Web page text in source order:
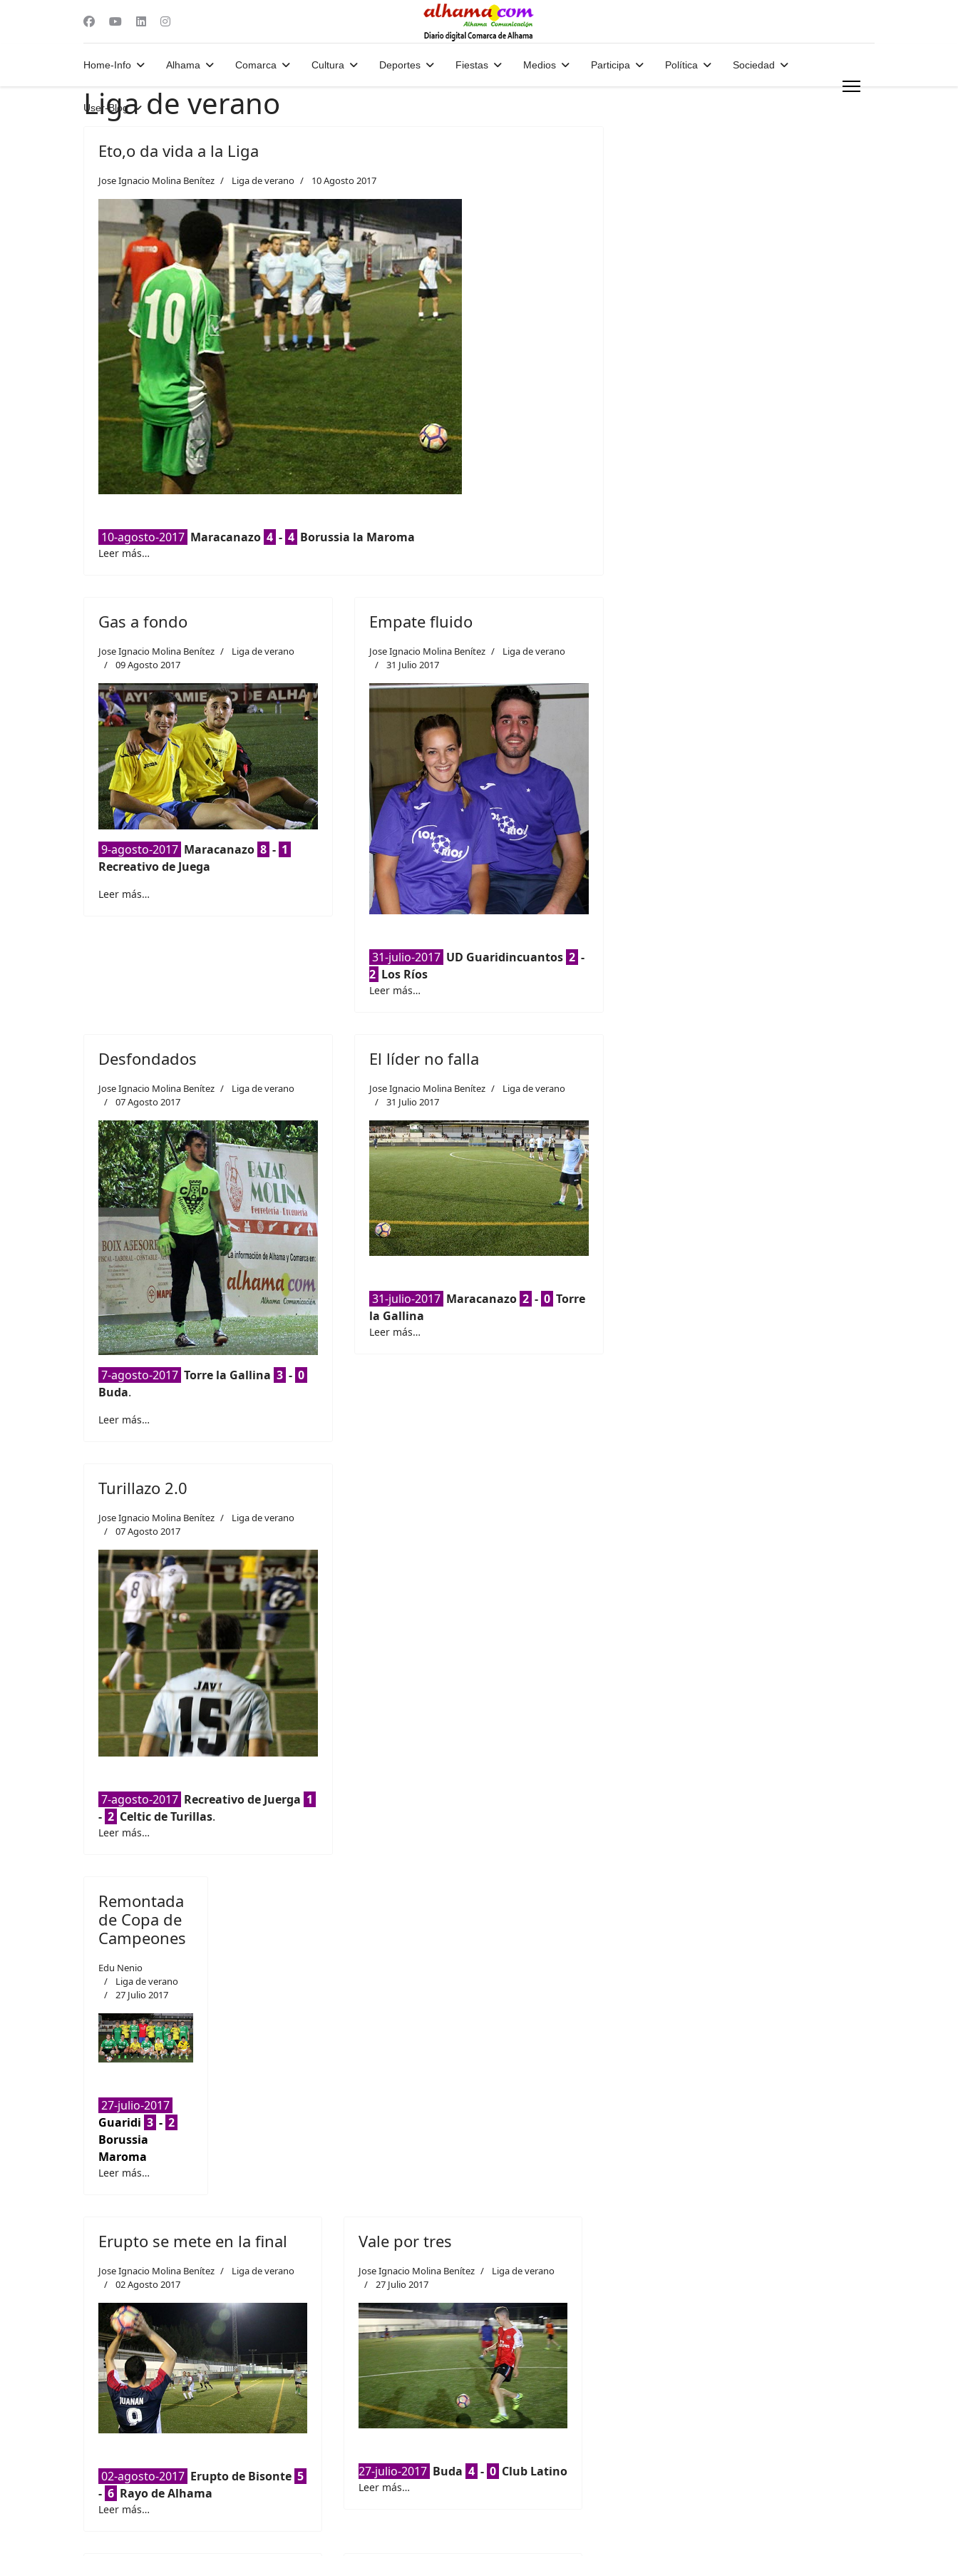
Home-Info Alhama Comarca Cultura Deportes Fiestas Medios Participa Política Sociedad
User-Blog
Liga de verano
Eto,o da vida a la Liga
Jose Ignacio Molina Benítez Liga de verano 10 Agosto 2017
10-agosto-2017 Maracanazo 4 - 4 Borussia la Maroma
Leer más…
Gas a fondo
Jose Ignacio Molina Benítez
Liga de verano
09 Agosto 2017
9-agosto-2017 Maracanazo 8 - 1
Recreativo de Juega
Leer más…
Empate fluido
Jose Ignacio Molina Benítez
Liga de verano
31 Julio 2017
31-julio-2017 UD Guaridincuantos 2 -
2 Los Ríos
Leer más…
Desfondados
Jose Ignacio Molina Benítez
Liga de verano
07 Agosto 2017
7-agosto-2017 Torre la Gallina 3 - 0
Buda.
Leer más…
El líder no falla
Jose Ignacio Molina Benítez
Liga de verano
31 Julio 2017
31-julio-2017 Maracanazo 2 - 0 Torre
la Gallina
Leer más…
Turillazo 2.0
Jose Ignacio Molina Benítez
Liga de verano
07 Agosto 2017
7-agosto-2017 Recreativo de Juerga 1
- 2 Celtic de Turillas.
Leer más…
Remontada
de Copa de
Campeones
Edu Nenio
Liga de verano
27 Julio 2017
27-julio-2017
Guaridi 3 - 2
Borussia
Maroma
Leer más…
Erupto se mete en la final
Jose Ignacio Molina Benítez
Liga de verano
02 Agosto 2017
02-agosto-2017 Erupto de Bisonte 5
- 6 Rayo de Alhama
Leer más…
Vale por tres
Jose Ignacio Molina Benítez
Liga de verano
27 Julio 2017
27-julio-2017 Buda 4 - 0 Club Latino
Leer más…